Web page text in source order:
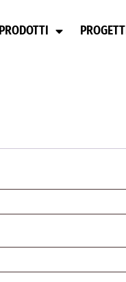
PRODOTTI PROGETTI